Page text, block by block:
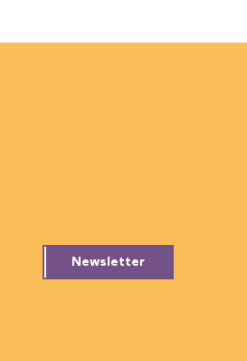
Newsletter